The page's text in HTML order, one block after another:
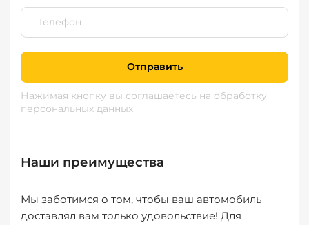
Отправить
Нажимая кнопку вы соглашаетесь на обработку
персональных данных
Наши преимущества
Мы заботимся о том, чтобы ваш автомобиль
доставлял вам только удовольствие! Для